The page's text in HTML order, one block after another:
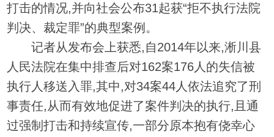
打击的情况,并向社会公布31起获“拒不执行法院
判决、裁定罪”的典型案例。
记者从发布会上获悉,自2014年以来,淅川县
人民法院在集中排查后对162案176人的失信被
执行人移送入罪,其中,对34案44人依法追究了刑
事责任,从而有效地促进了案件判决的执行,且通
过强制打击和持续宣传,一部分原本抱有侥幸心